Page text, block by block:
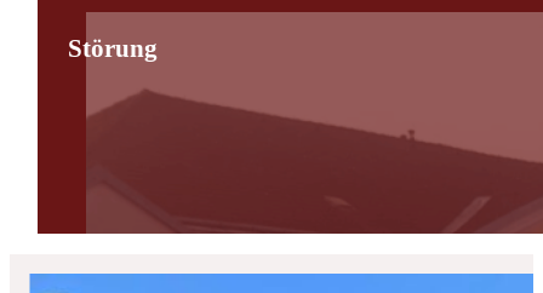
Störung